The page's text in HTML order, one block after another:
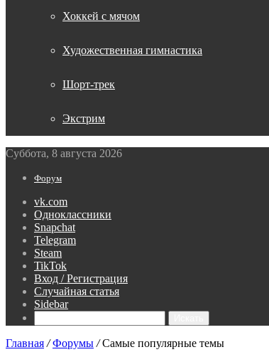
Хоккей с мячом
Художественная гимнастика
Шорт-трек
Экстрим
Суббота, 8 августа 2026
Форум
vk.com
Одноклассники
Snapchat
Telegram
Steam
TikTok
Вход / Регистрация
Случайная статья
Sidebar
Главная / Форумы / Самые популярные темы